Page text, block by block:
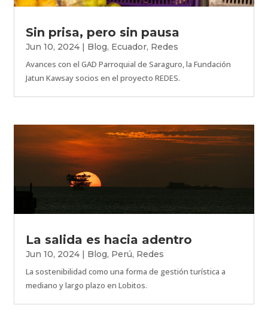
Sin prisa, pero sin pausa
Jun 10, 2024| Blog, Ecuador, Redes
Avances con el GAD Parroquial de Saraguro, la Fundación
Jatun Kawsay socios en el proyecto REDES.
La salida es hacia adentro
Jun 10, 2024| Blog, Perú, Redes
La sostenibilidad como una forma de gestión turística a
mediano y largo plazo en Lobitos.